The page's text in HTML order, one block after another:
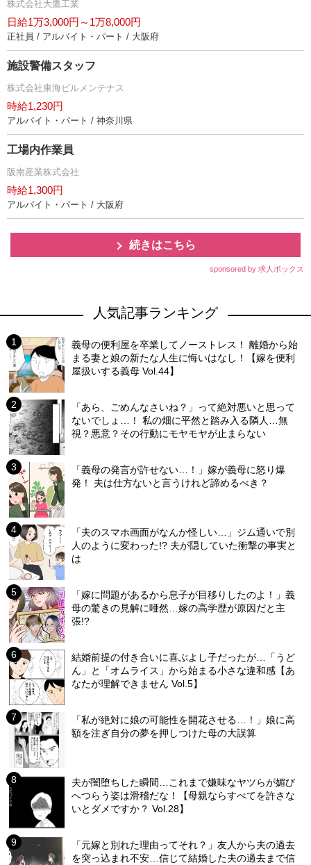
株式会社大鷹工業
日給1万3,000円～1万8,000円
正社員 / アルバイト・パート / 大阪府
施設警備スタッフ
株式会社東海ビルメンテナス
時給1,230円
アルバイト・パート / 神奈川県
工場内作業員
阪南産業株式会社
時給1,300円
アルバイト・パート / 大阪府
続きはこちら
sponsored by 求人ボックス
人気記事ランキング
義母の便利屋を卒業してノーストレス！ 離婚から始
まる妻と娘の新たな人生に悔いはなし！【嫁を便利
屋扱いする義母 Vol.44】
「あら、ごめんなさいね？」って絶対悪いと思って
ないでしょ…！ 私の畑に平然と踏み入る隣人…無
視？悪意？その行動にモヤモヤが止まらない
「義母の発言が許せない…！」嫁が義母に怒り爆
発！ 夫は仕方ないと言うけれど諦めるべき？
「夫のスマホ画面がなんか怪しい…」ジム通いで別
人のように変わった!? 夫が隠していた衝撃の事実と
は
「嫁に問題があるから息子が目移りしたのよ！」義
母の驚きの見解に唖然…嫁の高学歴が原因だと主
張!?
結婚前提の付き合いに喜ぶよし子だったが…「うど
ん」と「オムライス」から始まる小さな違和感【あ
なたが理解できません Vol.5】
「私が絶対に娘の可能性を開花させる…！」娘に高
額を注ぎ自分の夢を押しつけた母の大誤算
夫が闇堕ちした瞬間…これまで嫌味なヤツらが媚び
へつらう姿は滑稽だな！【母親ならすべてを許さな
いとダメですか？ Vol.28】
「元嫁と別れた理由ってそれ？」友人から夫の過去
を突っ込まれ不安…信じて結婚した夫の過去まで信